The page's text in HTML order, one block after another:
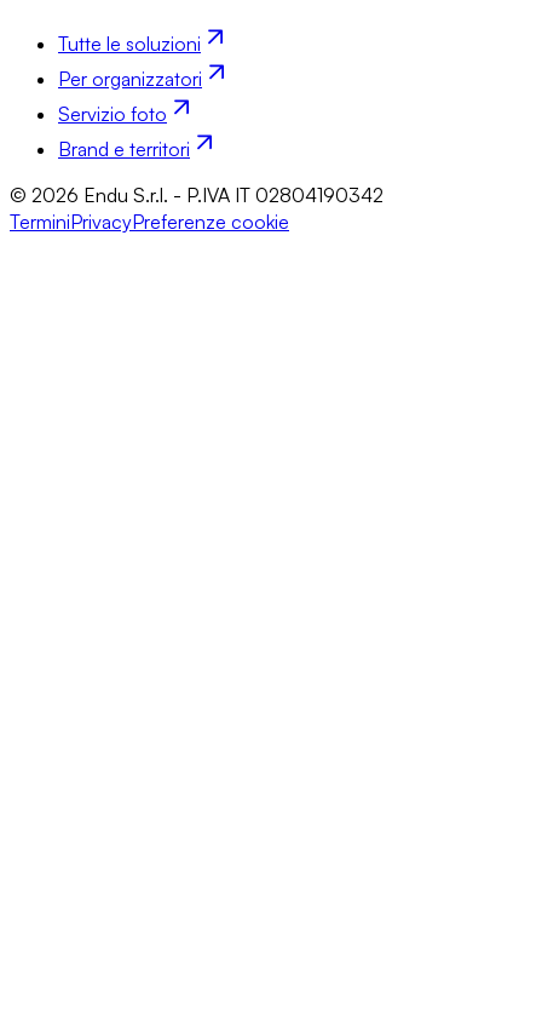
Tutte le soluzioni
Per organizzatori
Servizio foto
Brand e territori
© 2026 Endu S.r.l. - P.IVA IT 02804190342
TerminiPrivacyPreferenze cookie